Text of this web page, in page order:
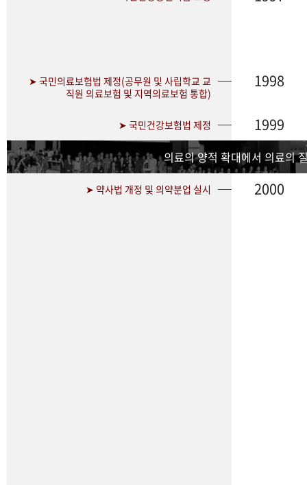
➤ 국민의료보험법 제정(공무원 및 사립학교 교
직원 의료보험 및 지역의료보험 통합)
1998
➤ 국민건강보험법 제정 1999
의료의 양적 확대에서 의료의
➤ 약사법 개정 및 의약분업 실시 2000